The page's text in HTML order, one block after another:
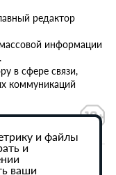
редактор
информации
в сфере связи,
коммуникаций
данных
активная
и файлы
и
ваши